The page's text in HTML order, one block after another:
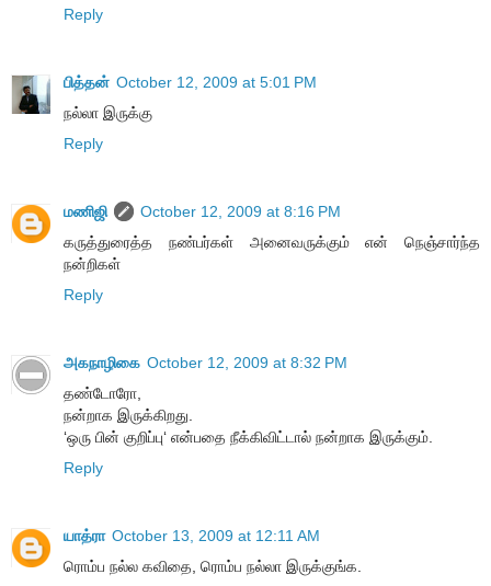
Reply
பித்தன் October 12, 2009 at 5:01 PM
நல்லா இருக்கு
Reply
மணிஜி
October 12, 2009 at 8:16 PM
கருத்துரைத்த நண்பர்கள் அனைவருக்கும் என் நெஞ்சார்ந்த
நன்றிகள்
Reply
அகநாழிகை October 12, 2009 at 8:32 PM
தண்டோரோ,
நன்றாக இருக்கிறது.
‘ஒரு பின் குறிப்பு‘ என்பதை நீக்கிவிட்டால் நன்றாக இருக்கும்.
Reply
யாத்ரா October 13, 2009 at 12:11 AM
ரொம்ப நல்ல கவிதை, ரொம்ப நல்லா இருக்குங்க.